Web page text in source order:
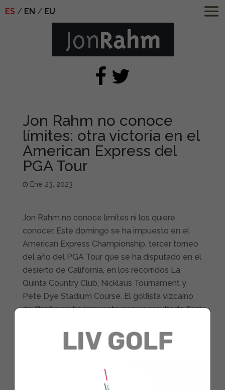
ES EN EU
Jon Rahm no conoce
límites: otra victoria en el
American Express del
PGA Tour
Ene 23, 2023
Jon Rahm no conoce límites ni los quiere
conocer. Este domingo se ha impuesto en el
American Express Championship, tercer torneo
del año del PGA Tour que se ha disputado en el
desierto de California, en los recorridos La
Quinta Country Club, Nicklaus Tournament y
Pete Dye Stadium Course. El golfista vizcaíno
de Barrika se ha impuesto con un resultado final
64, 64, 65 y 68 golpes. Estratosférico.
con un novato del circuito americano que
apunta unas maneras soberbias, no olviden su